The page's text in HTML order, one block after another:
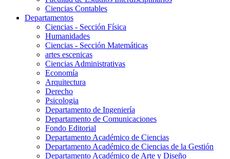
Ciencias Contables
Departamentos
Ciencias - Sección Física
Humanidades
Ciencias - Sección Matemáticas
artes escenicas
Ciencias Administrativas
Economía
Arquitectura
Derecho
Psicologia
Departamento de Ingeniería
Departamento de Comunicaciones
Fondo Editorial
Departamento Académico de Ciencias
Departamento Académico de Ciencias de la Gestión
Departamento Académico de Arte y Diseño